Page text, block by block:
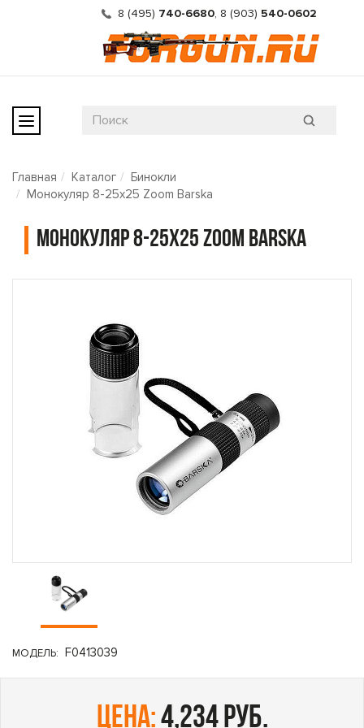
8 (495) 740-6680, 8 (903) 540-0602
Главная Каталог
Бинокли
Монокуляр 8-25х25 Zoom Barska
Монокуляр 8-25х25 Zoom Barska
МОДЕЛЬ: F0413039
цена:4,234 руб.